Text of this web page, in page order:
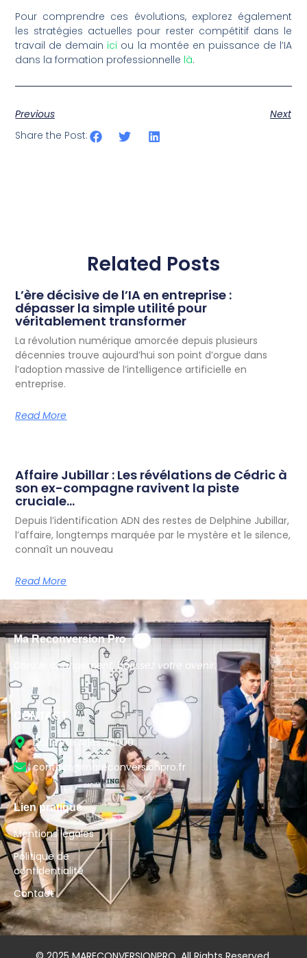
Pour comprendre ces évolutions, explorez également
les stratégies actuelles pour rester compétitif dans le
travail de demain ici ou la montée en puissance de l’IA
dans la formation professionnelle là.
Previous
Next
Share the Post:
Related Posts
L’ère décisive de l’IA en entreprise :
dépasser la simple utilité pour
véritablement transformer
La révolution numérique amorcée depuis plusieurs
décennies trouve aujourd’hui son point d’orgue dans
l’adoption massive de l’intelligence artificielle en
entreprise.
Read More
Affaire Jubillar : Les révélations de Cédric à
son ex-compagne ravivent la piste
cruciale…
Depuis l’identification ADN des restes de Delphine Jubillar,
l’affaire, longtemps marquée par le mystère et le silence,
connaît un nouveau
Read More
Ma Reconversion Pro
Osez le changement, bâtissez votre avenir.
CONTACT
D6113 Rte Arles 30000
contact@mareconversionpro.fr
Lien pratique
Mentions légales
Politique de
confidentialité
Contact